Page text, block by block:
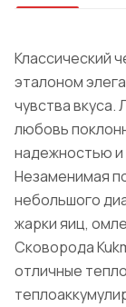
Классический
эталоном
чувства вкуса.
любовь
надежностью и
Незаменимая
небольшого
жарки яиц,
Сковорода
отличные